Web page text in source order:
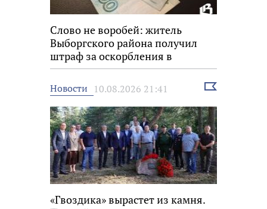
Слово не воробей: житель
Выборгского района получил
штраф за оскорбления в
мессенджере
Новости 10.08.2026 21:41
Выбрать
«Гвоздика» вырастет из камня.